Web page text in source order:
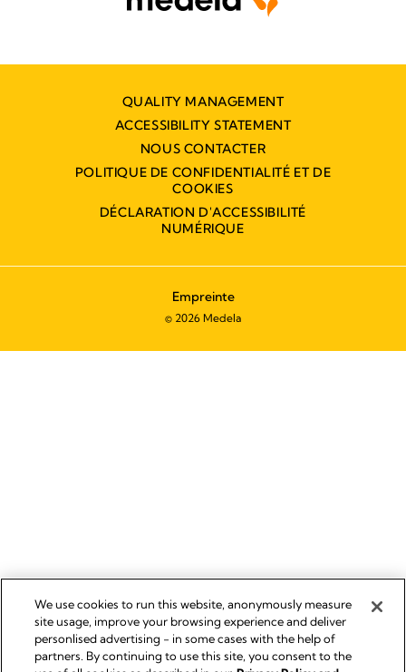
QUALITY MANAGEMENT
ACCESSIBILITY STATEMENT
NOUS CONTACTER
POLITIQUE DE CONFIDENTIALITÉ ET DE
COOKIES
DÉCLARATION D'ACCESSIBILITÉ
NUMÉRIQUE
Empreinte
© 2026 Medela
We use cookies to run this website, anonymously measure
site usage, improve your browsing experience and deliver
personlised advertising - in some cases with the help of
partners. By continuing to use this site, you consent to the